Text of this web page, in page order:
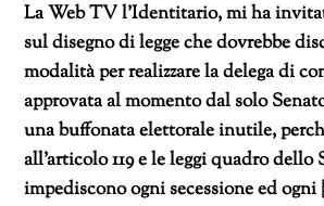
La Web TV l’Identitario, mi ha
sul disegno di legge che dovrebbe
modalità per realizzare la delega di
approvata al momento dal solo
una buffonata elettorale inutile,
all’articolo 119 e le leggi quadro dello
impediscono ogni secessione ed ogni